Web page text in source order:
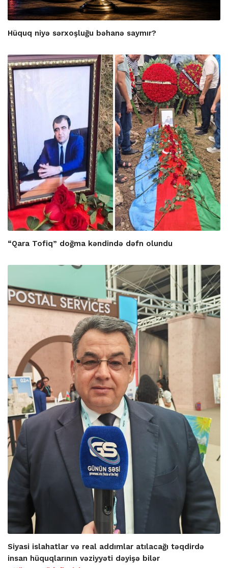
Hüquq niyə sərxoşluğu bəhanə saymır?
“Qara Tofiq” doğma kəndində dəfn olundu
Siyasi islahatlar və real addımlar atılacağı təqdirdə
insan hüquqlarının vəziyyəti dəyişə bilər